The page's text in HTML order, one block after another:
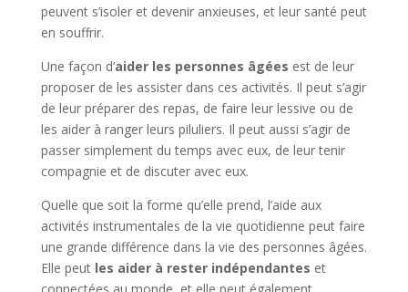
peuvent s’isoler et devenir anxieuses, et leur santé peut
en souffrir.
Une façon d’aider les personnes âgées est de leur
proposer de les assister dans ces activités. Il peut s’agir
de leur préparer des repas, de faire leur lessive ou de
les aider à ranger leurs piluliers. Il peut aussi s’agir de
passer simplement du temps avec eux, de leur tenir
compagnie et de discuter avec eux.
Quelle que soit la forme qu’elle prend, l’aide aux
activités instrumentales de la vie quotidienne peut faire
une grande différence dans la vie des personnes âgées.
Elle peut les aider à rester indépendantes et
connectées au monde, et elle peut également